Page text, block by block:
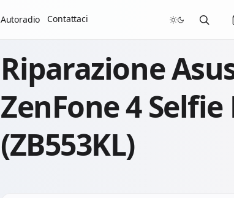
Autoradio Contattaci
Riparazione
ZenFone 4
(ZB553KL)